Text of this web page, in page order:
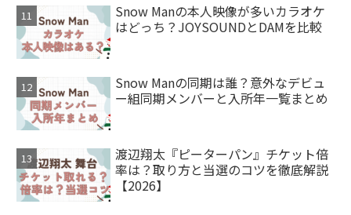
Snow Manの本人映像が多いカラオケ
はどっち？JOYSOUNDとDAMを比較
Snow Manの同期は誰？意外なデビュ
ー組同期メンバーと入所年一覧まとめ
渡辺翔太『ピーターパン』チケット倍
率は？取り方と当選のコツを徹底解説
【2026】